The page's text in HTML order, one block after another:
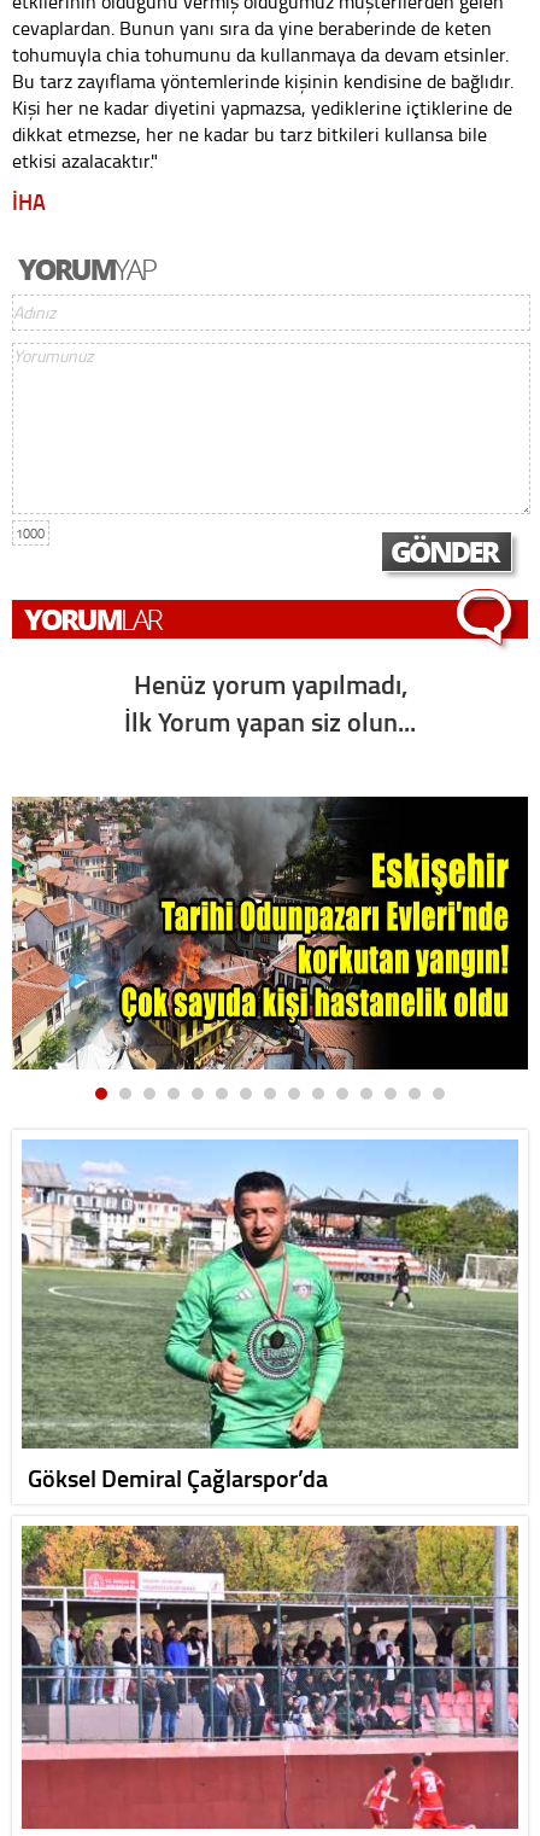
cevaplardan. Bunun yanı sıra da yine beraberinde de keten
tohumuyla chia tohumunu da kullanmaya da devam etsinler.
Bu tarz zayıflama yöntemlerinde kişinin kendisine de bağlıdır.
Kişi her ne kadar diyetini yapmazsa, yediklerine içtiklerine de
dikkat etmezse, her ne kadar bu tarz bitkileri kullansa bile
etkisi azalacaktır."
İHA
1000
Henüz yorum yapılmadı,
İlk Yorum yapan siz olun...
Göksel Demiral Çağlarspor’da